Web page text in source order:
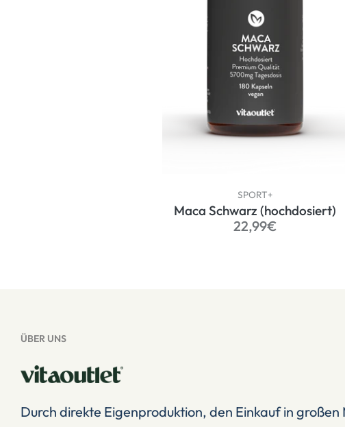
SPORT+
Maca Schwarz (hochdosiert)
Normaler
22,99€
ÜBER UNS
Durch direkte Eigenproduktion, den Einkauf in großen